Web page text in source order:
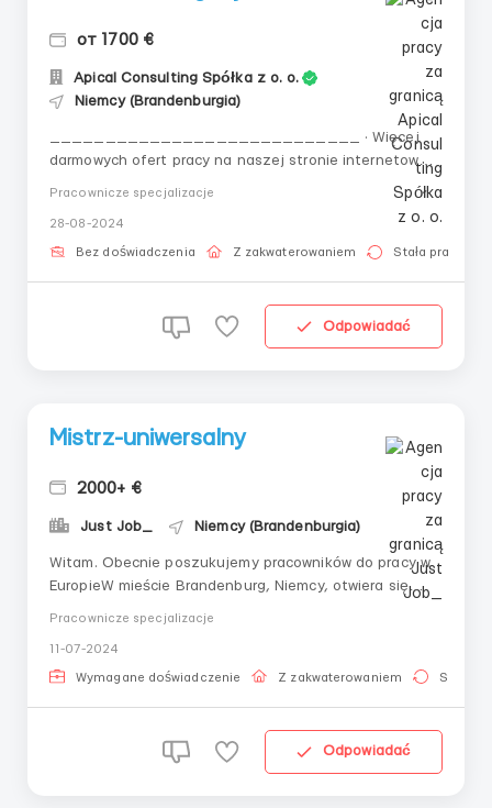
от 1700 €
Apical Consulting Spółka z o. o.
Niemcy (Brandenburgia)
darmowych ofert pracy na naszej stronie internetowej i
w grupie na Facebooku (Apical Consulting Praca)!
Pracownik magazynu 🇩🇪 Niemcy, Falkensee,
Oberkrämer, Wustermark 💶 Wynagrodzenie (netto): 10
Pracownicze specjalizacje
28-08-2024
Bez doświadczenia Z zakwaterowaniem Stała praca
Odpowiadać
Mistrz-uniwersalny
2000+ €
Just Job_ Niemcy (Brandenburgia)
Witam. Obecnie poszukujemy pracowników do pracy w
EuropieW mieście Brandenburg, Niemcy, otwiera się
11 euro za godzinę, z perspektywą kolejnych podwyżek.
Grafik pracy przewiduje 8-10 godzin dziennie, pr...
Pracownicze specjalizacje
11-07-2024
Wymagane doświadczenie Z zakwaterowaniem Stała
Odpowiadać